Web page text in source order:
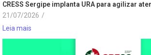
CRESS Sergipe implanta URA para agilizar
21/07/2026 /
Leia mais